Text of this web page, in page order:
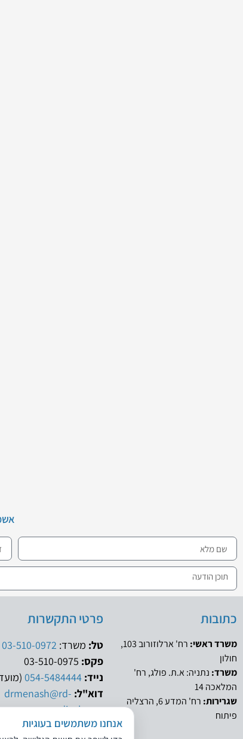
כתובות
משרד ראשי:
רח' ארלוזורוב 103,
חולון
משרד: נתניה: א.ת. פולג, רח'
המלאכה 14
שגרירות:
רח' המדע 6, הרצליה
פיתוח
פרטי התקשרות
טל: משרד: 03-510-0972
פקס:
נייד: 054-5484444
דוא"ל: drmenash@rd-
medical.com
אנחנו משתמשים בעוגיות